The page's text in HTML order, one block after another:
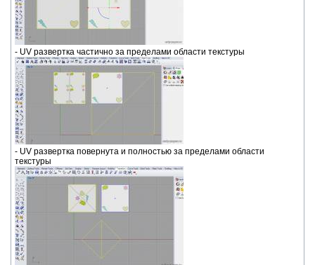
- UV развертка частично за пределами области текстуры
- UV развертка повернута и полностью за пределами области
текстуры